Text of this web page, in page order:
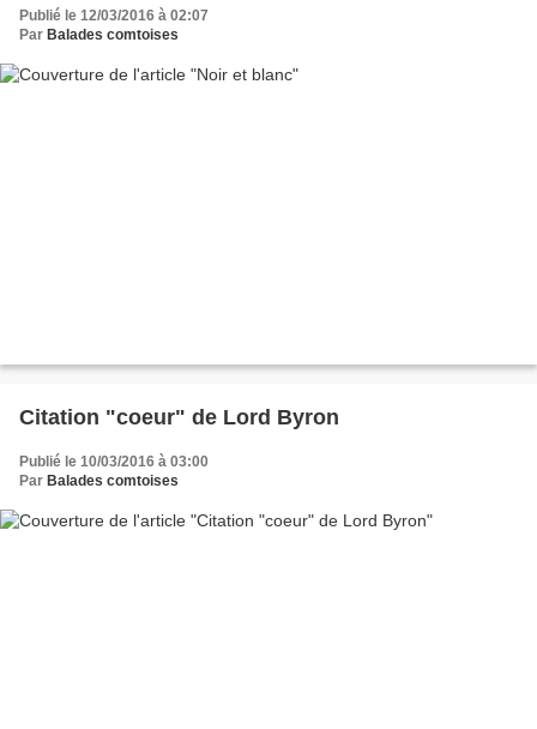
Publié le 12/03/2016 à 02:07
Par Balades comtoises
Citation "coeur" de Lord Byron
Publié le 10/03/2016 à 03:00
Par Balades comtoises